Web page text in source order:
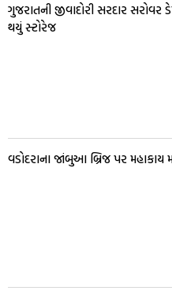
ગુજરાતની જીવાદોરી સરદાર સરોવર
થયું સ્ટોરેજ
વડોદરાના જાંબુઆ બ્રિજ પર